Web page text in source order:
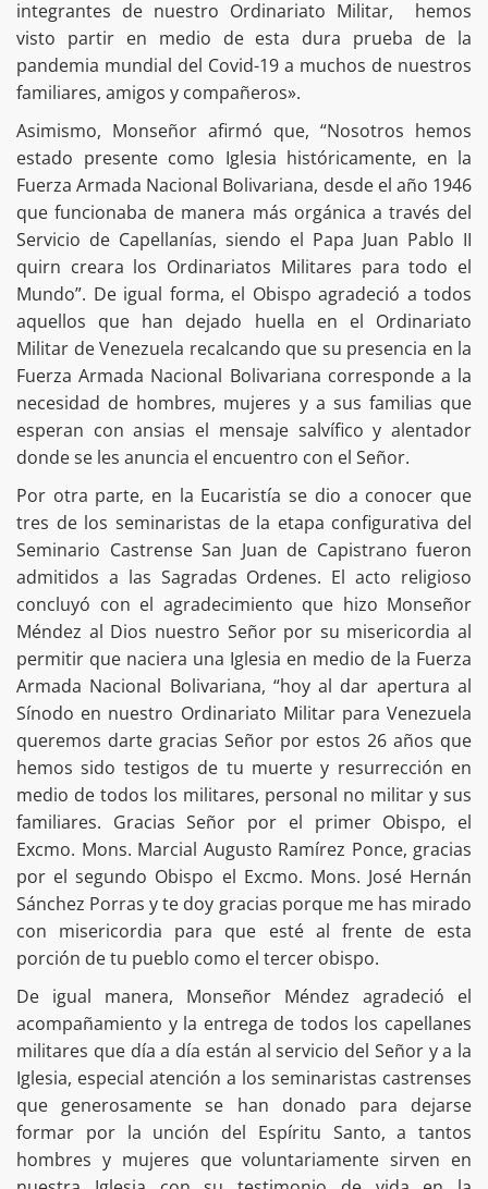
integrantes de nuestro Ordinariato Militar, hemos
visto partir en medio de esta dura prueba de la
pandemia mundial del Covid-19 a muchos de nuestros
familiares, amigos y compañeros».
Asimismo, Monseñor afirmó que, “Nosotros hemos
estado presente como Iglesia históricamente, en la
Fuerza Armada Nacional Bolivariana, desde el año 1946
que funcionaba de manera más orgánica a través del
Servicio de Capellanías, siendo el Papa Juan Pablo II
quirn creara los Ordinariatos Militares para todo el
Mundo”. De igual forma, el Obispo agradeció a todos
aquellos que han dejado huella en el Ordinariato
Militar de Venezuela recalcando que su presencia en la
Fuerza Armada Nacional Bolivariana corresponde a la
necesidad de hombres, mujeres y a sus familias que
esperan con ansias el mensaje salvífico y alentador
donde se les anuncia el encuentro con el Señor.
Por otra parte, en la Eucaristía se dio a conocer que
tres de los seminaristas de la etapa configurativa del
Seminario Castrense San Juan de Capistrano fueron
admitidos a las Sagradas Ordenes. El acto religioso
concluyó con el agradecimiento que hizo Monseñor
Méndez al Dios nuestro Señor por su misericordia al
permitir que naciera una Iglesia en medio de la Fuerza
Armada Nacional Bolivariana, “hoy al dar apertura al
Sínodo en nuestro Ordinariato Militar para Venezuela
queremos darte gracias Señor por estos 26 años que
hemos sido testigos de tu muerte y resurrección en
medio de todos los militares, personal no militar y sus
familiares. Gracias Señor por el primer Obispo, el
Excmo. Mons. Marcial Augusto Ramírez Ponce, gracias
por el segundo Obispo el Excmo. Mons. José Hernán
Sánchez Porras y te doy gracias porque me has mirado
con misericordia para que esté al frente de esta
porción de tu pueblo como el tercer obispo.
De igual manera, Monseñor Méndez agradeció el
acompañamiento y la entrega de todos los capellanes
militares que día a día están al servicio del Señor y a la
Iglesia, especial atención a los seminaristas castrenses
que generosamente se han donado para dejarse
formar por la unción del Espíritu Santo, a tantos
hombres y mujeres que voluntariamente sirven en